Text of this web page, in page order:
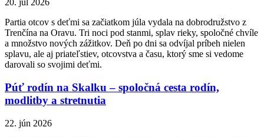
20. júl 2026
Partia otcov s deťmi sa začiatkom júla vydala na dobrodružstvo z
Trenčína na Oravu. Tri noci pod stanmi, splav rieky, spoločné chvíle
a množstvo nových zážitkov. Deň po dni sa odvíjal príbeh nielen
splavu, ale aj priateľstiev, otcovstva a času, ktorý sme si vedome
darovali so svojimi deťmi.
Púť rodín na Skalku – spoločná cesta rodín,
modlitby a stretnutia
22. jún 2026